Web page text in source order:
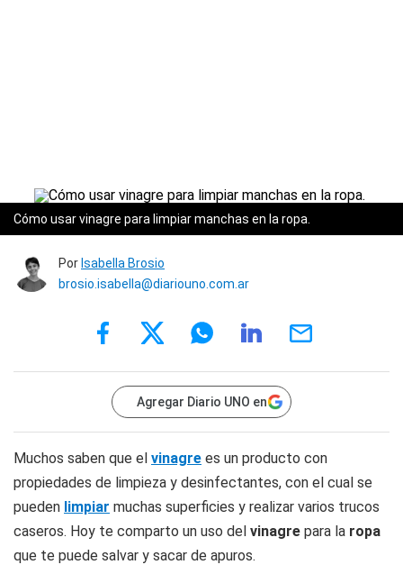
Cómo usar vinagre para limpiar manchas en la ropa.
Por Isabella Brosio
brosio.isabella@diariouno.com.ar
Agregar Diario UNO en
Muchos saben que el vinagre es un producto con
propiedades de limpieza y desinfectantes, con el cual se
pueden limpiar muchas superficies y realizar varios trucos
caseros. Hoy te comparto un uso del vinagre para la ropa
que te puede salvar y sacar de apuros.